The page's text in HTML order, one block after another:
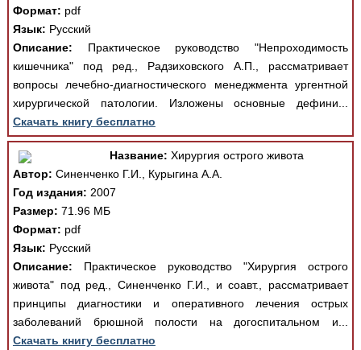
Формат: pdf
Язык: Русский
Описание: Практическое руководство "Непроходимость
кишечника" под ред., Радзиховского А.П., рассматривает
вопросы лечебно-диагностического менеджмента ургентной
хирургической патологии. Изложены основные дефини...
Скачать книгу бесплатно
Название: Хирургия острого живота
Автор: Синенченко Г.И., Курыгина А.А.
Год издания: 2007
Размер: 71.96 МБ
Формат: pdf
Язык: Русский
Описание: Практическое руководство "Хирургия острого
живота" под ред., Синенченко Г.И., и соавт., рассматривает
принципы диагностики и оперативного лечения острых
заболеваний брюшной полости на догоспитальном и...
Скачать книгу бесплатно